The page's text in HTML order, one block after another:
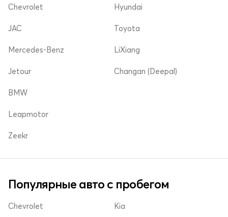
Chevrolet Hyundai
JAC
Mercedes-Benz
Jetour
Toyota
LiXiang
Changan (Deepal)
BMW
Leapmotor
Zeekr
Популярные авто с пробегом
Chevrolet Kia